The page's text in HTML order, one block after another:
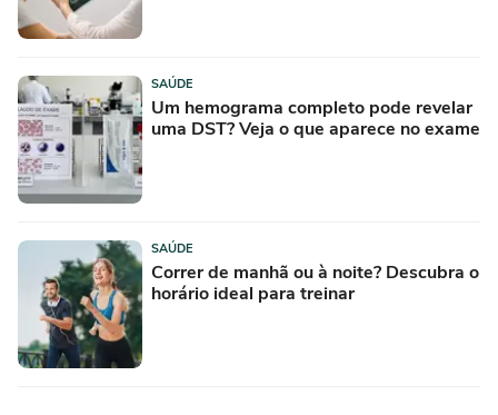
SAÚDE
Um hemograma completo pode revelar
uma DST? Veja o que aparece no exame
SAÚDE
Correr de manhã ou à noite? Descubra o
horário ideal para treinar